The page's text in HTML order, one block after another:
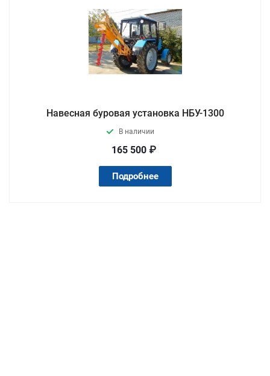
Навесная буровая установка НБУ-1300
В наличии
165 500 ₽
Подробнее